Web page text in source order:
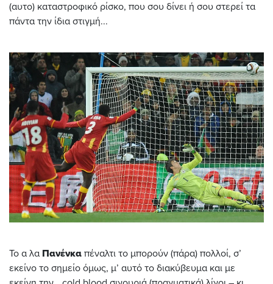
(αυτο) καταστροφικό ρίσκο, που σου δίνει ή σου στερεί τα
πάντα την ίδια στιγμή...
Το α λα Πανένκα πέναλτι το μπορούν (πάρα) πολλοί, σ’
εκείνο το σημείο όμως, μ’ αυτό το διακύβευμα και με